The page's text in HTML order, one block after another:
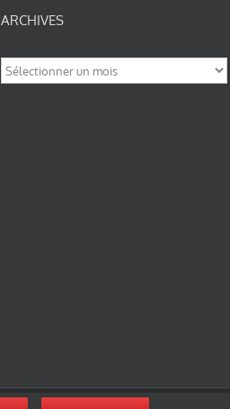
ARCHIVES
Archives